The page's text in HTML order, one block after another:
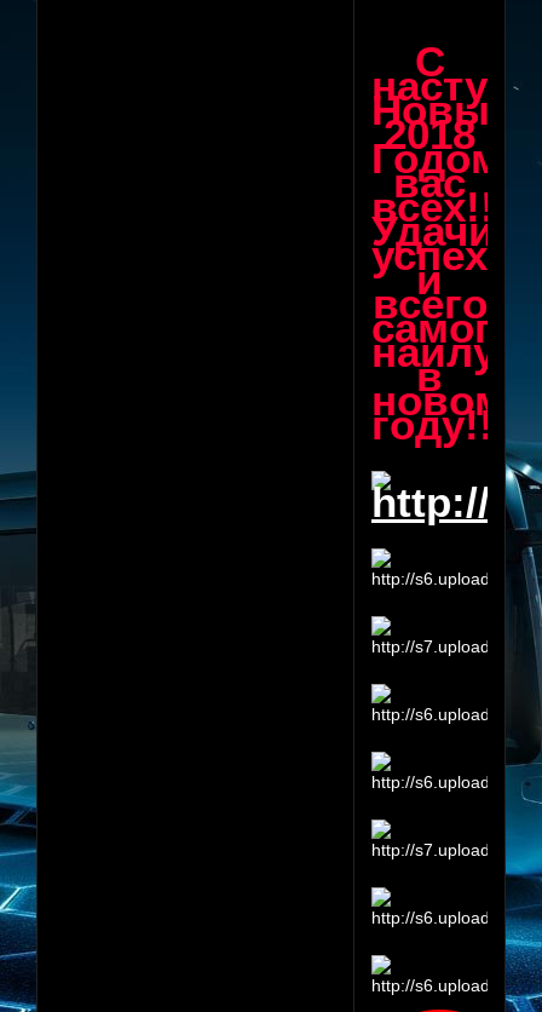
С
Новым,
2018
Годом
вас
всех!!!
Удачи,
успехов
и
всего
самого
в
новом
году!!!